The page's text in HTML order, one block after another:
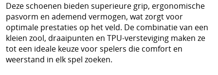
Deze schoenen bieden superieure grip, ergonomische
pasvorm en ademend vermogen, wat zorgt voor
optimale prestaties op het veld. De combinatie van een
kleien zool, draaipunten en TPU-versteviging maken ze
tot een ideale keuze voor spelers die comfort en
weerstand in elk spel zoeken.